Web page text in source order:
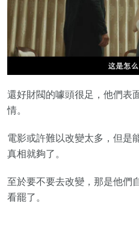
還好財閥的噱頭很足，他們表
情。
電影或許難以改變太多，但是
真相就夠了。
至於要不要去改變，那是他們
看罷了。